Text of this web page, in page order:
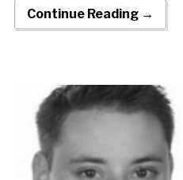
Continue Reading →